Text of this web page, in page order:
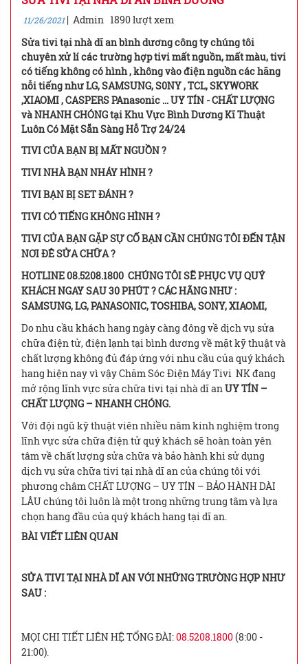
11/26/2021 | Admin 1890 lượt xem
Sửa tivi tại nhà dĩ an bình dương công ty chúng tôi
chuyên xử lí các trường hợp tivi mất nguồn, mất màu, tivi
có tiếng không có hình , không vào điện nguồn các hãng
nỗi tiếng như LG, SAMSUNG, S0NY , TCL, SKYWORK
,XIAOMI , CASPERS PAnasonic ... UY TÍN - CHẤT LƯỢNG
và NHANH CHÓNG tại Khu Vực Bình Dương Kĩ Thuật
Luôn Có Mặt Sẵn Sàng Hỗ Trợ 24/24
TIVI CỦA BẠN BỊ MẤT NGUỒN ?
TIVI NHÀ BẠN NHÁY HÌNH ?
TIVI BẠN BỊ SET ĐÁNH ?
TIVI CÓ TIẾNG KHÔNG HÌNH ?
TIVI CỦA BẠN GẶP SỰ CỐ BẠN CẦN CHÚNG TÔI ĐẾN TẬN
NƠI ĐÊ SỬA CHỮA ?
HOTLINE 08.5208.1800 CHÚNG TÔI SẼ PHỤC VỤ QUÝ
KHÁCH NGAY SAU 30 PHÚT ? CÁC HÃNG NHƯ :
SAMSUNG, LG, PANASONIC, TOSHIBA, SONY, XIAOMI,
Do nhu cầu khách hang ngày càng đông về dịch vụ sửa
chữa điện tử, điện lạnh tại bình dương về mặt kỹ thuật và
chất lượng không đủ đáp ứng với nhu cầu của quý khách
hang hiện nay vì vậy Chăm Sóc Điện Máy Tivi NK đang
mở rộng lĩnh vực sửa chữa tivi tại nhà dĩ an UY TÍN –
CHẤT LƯỢNG – NHANH CHÓNG.
Với đội ngũ kỹ thuật viên nhiều năm kinh nghiệm trong
lĩnh vực sửa chữa điện tử quý khách sẽ hoàn toàn yên
tâm về chất lượng sửa chữa và bảo hành khi sử dụng
dịch vụ sửa chữa tivi tại nhà dĩ an của chúng tôi với
phương châm CHẤT LƯỢNG – UY TÍN – BẢO HÀNH DÀI
LÂU chúng tôi luôn là một trong những trung tâm và lựa
chọn hang đầu của quý khách hang tại dĩ an.
BÀI VIẾT LIÊN QUAN
SỬA TIVI TẠI NHÀ DĨ AN VỚI NHỮNG TRƯỜNG HỢP NHƯ
SAU :
MỌI CHI TIẾT LIÊN HỆ TỔNG ĐÀI:08.5208.1800(8:00 -
21:00).